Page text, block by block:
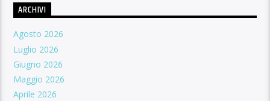
ARCHIVI
Agosto 2026
Luglio 2026
Giugno 2026
Maggio 2026
Aprile 2026